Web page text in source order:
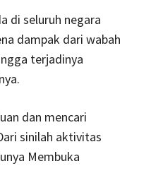
di seluruh negara
dampak dari wabah
terjadinya
dan mencari
sinilah aktivitas
Membuka